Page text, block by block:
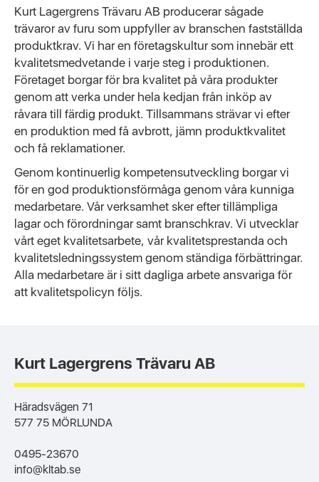
Kurt Lagergrens Trävaru AB producerar sågade
trävaror av furu som uppfyller av branschen fastställda
produktkrav. Vi har en företagskultur som innebär ett
kvalitetsmedvetande i varje steg i produktionen.
Företaget borgar för bra kvalitet på våra produkter
genom att verka under hela kedjan från inköp av
råvara till färdig produkt. Tillsammans strävar vi efter
en produktion med få avbrott, jämn produktkvalitet
och få reklamationer.
Genom kontinuerlig kompetensutveckling borgar vi
för en god produktionsförmåga genom våra kunniga
medarbetare. Vår verksamhet sker efter tillämpliga
lagar och förordningar samt branschkrav. Vi utvecklar
vårt eget kvalitetsarbete, vår kvalitetsprestanda och
kvalitetsledningssystem genom ständiga förbättringar.
Alla medarbetare är i sitt dagliga arbete ansvariga för
att kvalitetspolicyn följs.
Kurt Lagergrens Trävaru AB
Häradsvägen 71
577 75 MÖRLUNDA
0495-23670
info@kltab.se